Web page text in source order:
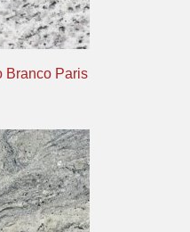
Branco Paris